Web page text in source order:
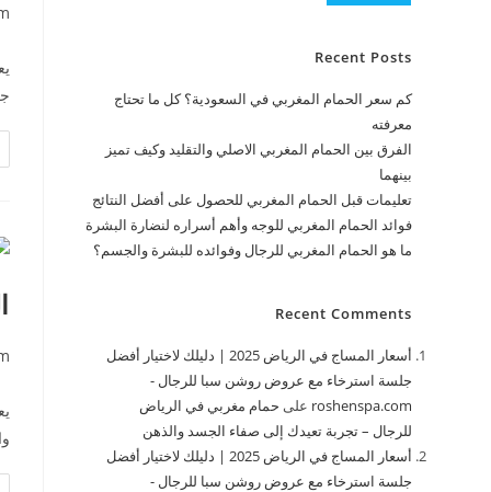
Recent Posts
كم سعر الحمام المغربي في السعودية؟ كل ما تحتاج
معرفته
الفرق بين الحمام المغربي الاصلي والتقليد وكيف تميز
بينهما
تعليمات قبل الحمام المغربي للحصول على أفضل النتائج
فوائد الحمام المغربي للوجه وأهم أسراره لنضارة البشرة
ما هو الحمام المغربي للرجال وفوائده للبشرة والجسم؟
Recent Comments
أسعار المساج في الرياض 2025 | دليلك لاختيار أفضل
جلسة استرخاء مع عروض روشن سبا للرجال -
roshenspa.com على حمام مغربي في الرياض
للرجال – تجربة تعيدك إلى صفاء الجسد والذهن
أسعار المساج في الرياض 2025 | دليلك لاختيار أفضل
جلسة استرخاء مع عروض روشن سبا للرجال -